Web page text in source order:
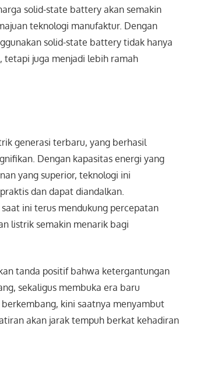
solid-state battery akan semakin
teknologi manufaktur. Dengan
solid-state battery tidak hanya
tetapi juga menjadi lebih ramah
generasi terbaru, yang berhasil
Dengan kapasitas energi yang
yang superior, teknologi ini
dan dapat diandalkan.
ini terus mendukung percepatan
listrik semakin menarik bagi
tanda positif bahwa ketergantungan
sekaligus membuka era baru
kini saatnya menyambut
akan jarak tempuh berkat kehadiran